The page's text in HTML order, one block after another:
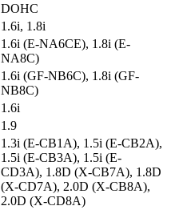
DOHC
1.6i, 1.8i
1.6i (E-NA6CE), 1.8i (E-
NA8C)
1.6i (GF-NB6C), 1.8i (GF-
NB8C)
1.6i
1.9
1.3i (E-CB1A), 1.5i (E-CB2A),
1.5i (E-CB3A), 1.5i (E-
CD3A), 1.8D (X-CB7A), 1.8D
(X-CD7A), 2.0D (X-CB8A),
2.0D (X-CD8A)